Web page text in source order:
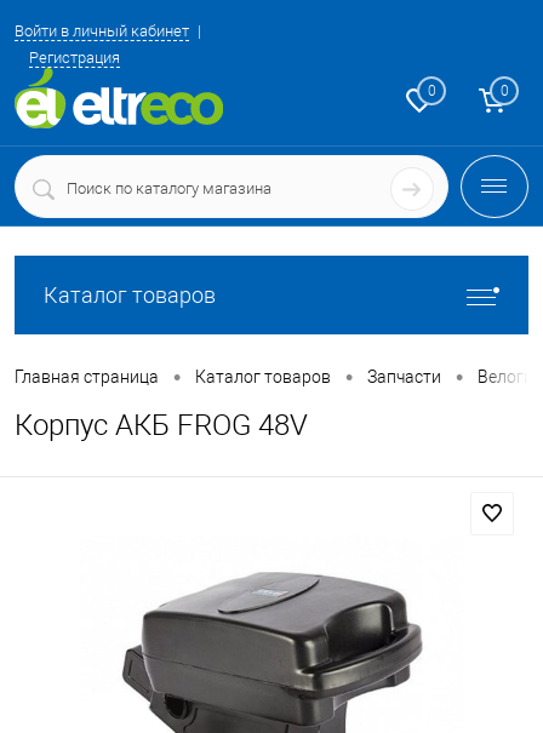
Войти в личный кабинет
Регистрация
0 0
Каталог товаров
Главная страница • Каталог товаров • Запчасти •
Корпус АКБ FROG 48V